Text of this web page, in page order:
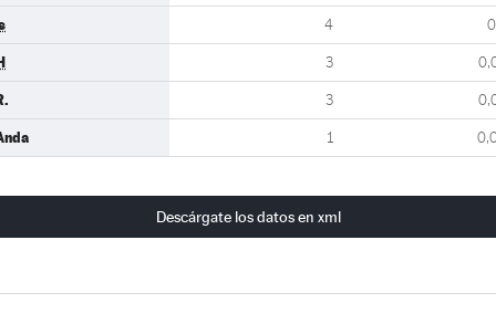
4
3
3
1
Descárgate los datos en xml